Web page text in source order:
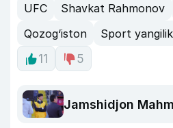
UFC Shavkat Rahmonov
Qozog‘iston
Sport
11
5
Jamshidjon